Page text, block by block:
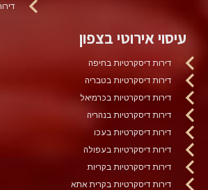
עיסוי אירוטי בצפון
דירות דיסקרטיות בחיפה
דירות דיסקרטיות בטבריה
דירות דיסקרטיות בכרמיאל
דירות דיסקרטיות בנהריה
דירות דיסקרטיות בעכו
דירות דיסקרטיות בעפולה
דירות דיסקרטיות בקריות
דירות דיסקרטיות בקרית אתא